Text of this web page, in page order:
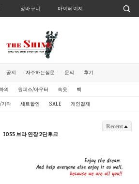
장바구니 마이페이지
공지 자주하는질문 문의 후기
의 원피스/아우터 속옷 백
기타 세트할인 SALE 개인결제
Recent
I055 브라 연장 2단후크